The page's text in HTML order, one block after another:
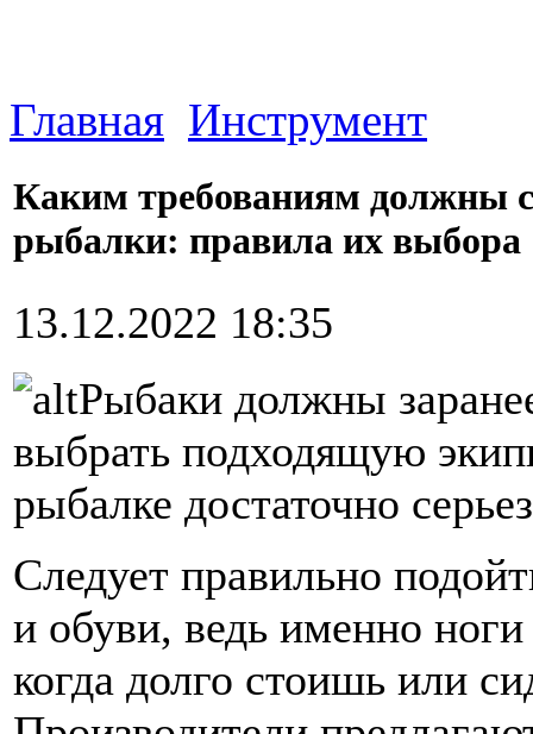
Главная Инструмент
Каким требованиям должны
рыбалки: правила их выбора
13.12.2022 18:35
Рыбаки должны
выбрать подходящую
рыбалке достаточно
Следует правильно
и обуви, ведь именно
когда долго стоишь или